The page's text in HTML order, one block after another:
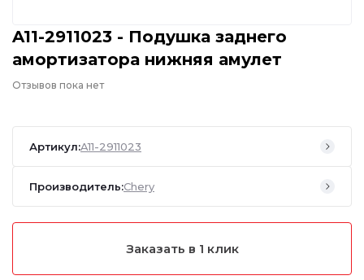
A11-2911023 - Подушка заднего
амортизатора нижняя амулет
Отзывов пока нет
Артикул:A11-2911023
Производитель:Chery
Заказать в 1 клик